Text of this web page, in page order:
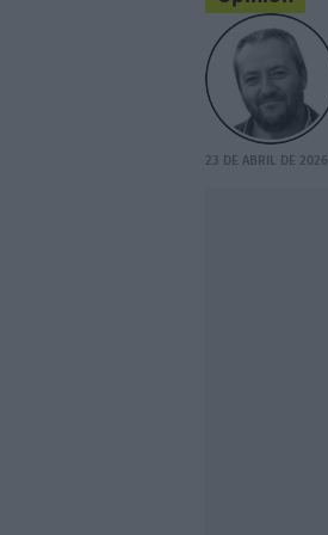
23 DE ABRIL DE 2026